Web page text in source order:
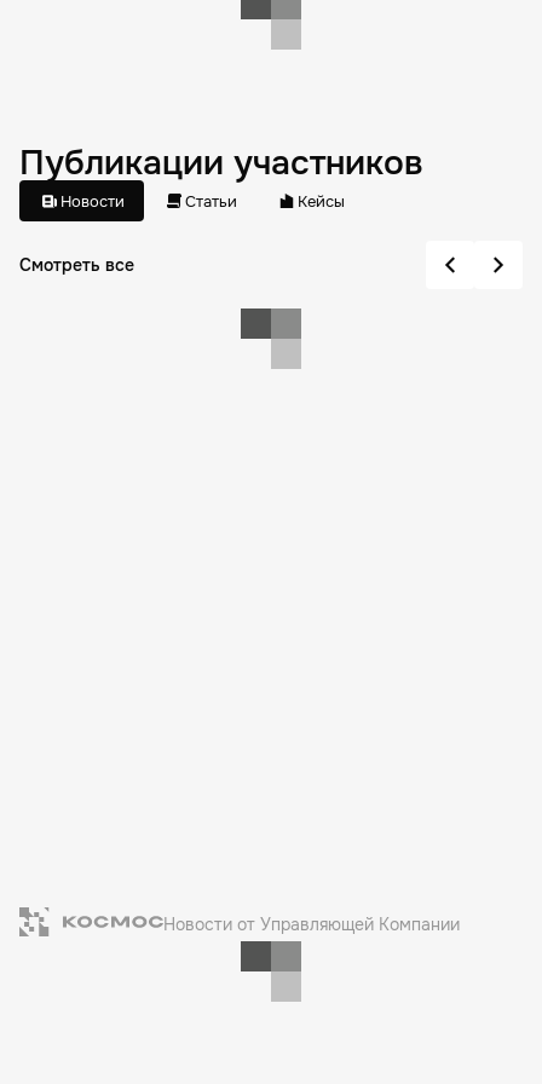
Публикации участников
Новости Статьи Кейсы
Смотреть все
Новости от Управляющей Компании